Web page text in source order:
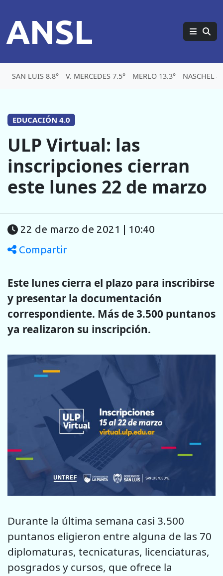
ANSL
SAN LUIS 8.8° V. MERCEDES 7.5° MERLO 13.3° NASCHEL
EDUCACIÓN 4.0
ULP Virtual: las
inscripciones cierran
este lunes 22 de marzo
22 de marzo de 2021 | 10:40
Compartir
Este lunes cierra el plazo para inscribirse
y presentar la documentación
correspondiente. Más de 3.500 puntanos
ya realizaron su inscripción.
Durante la última semana casi 3.500
puntanos eligieron entre alguna de las 70
diplomaturas, tecnicaturas, licenciaturas,
posgrados y cursos, que ofrece la